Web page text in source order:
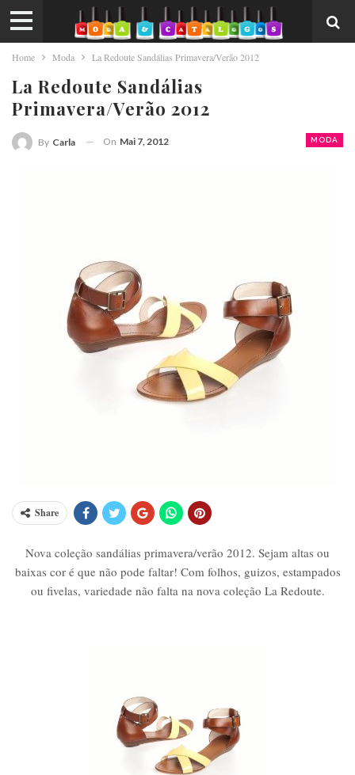
Home Moda La Redoute Sandálias Primavera/Verão 2012
La Redoute Sandálias
Primavera/Verão 2012
MODA
By Carla On Mai 7, 2012
Share
Nova coleção sandálias primavera/verão 2012. Sejam altas ou
baixas cor é que não pode faltar! Com folhos, guizos, estampados
ou fivelas, variedade não falta na nova coleção La Redoute.